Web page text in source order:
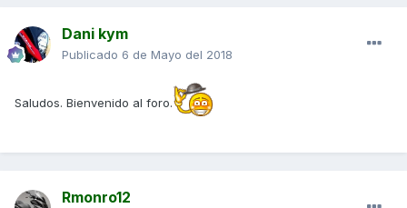
Dani kym
Publicado 6 de Mayo del 2018
Saludos. Bienvenido al foro.
Rmonro12